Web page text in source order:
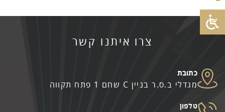
מגדלי ב.ס.ר בניין C שחם 1 פתח תקווה